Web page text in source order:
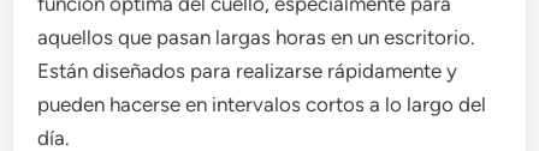
aquellos que pasan largas horas en un escritorio.
Están diseñados para realizarse rápidamente y
pueden hacerse en intervalos cortos a lo largo del
día.